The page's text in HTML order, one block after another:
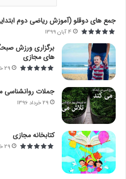
جمع های دوقلو (آموزش ریاضی دوم
4 آبان 1399
برگزاری ورزش
های مجازی
29 خرداد 1396
جملات روانشناسی
29 خرداد 1396
کتابخانه مجازی
29 خرداد 1396